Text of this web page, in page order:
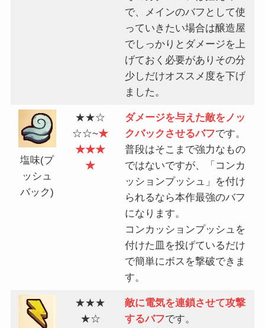
で、メインのバフとして使
っていきたい場合は醸造屋
でしっかりとダメージを上
げておく必要がありその分
少しだけオススメ度を下げ
ました。
塩味(プ
ッシュ
バック)
★★☆
☆☆~★
★★★
★
ダメージを与えた敵をノッ
クバックさせるバフです。
普段はそこまで強力なもの
ではないですが、「コンカ
ッションプッシュ」を付け
られるなら本作最強のバフ
になります。
コンカッションプッシュを
付けた皿を投げているだけ
で簡単にボスを撃破できま
す。
★★★
★☆
敵に電気を連鎖させて攻撃
するバフです。